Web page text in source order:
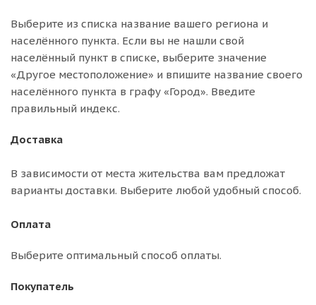
Выберите из списка название вашего региона и
населённого пункта. Если вы не нашли свой
населённый пункт в списке, выберите значение
«Другое местоположение» и впишите название своего
населённого пункта в графу «Город». Введите
правильный индекс.
Доставка
В зависимости от места жительства вам предложат
варианты доставки. Выберите любой удобный способ.
Оплата
Выберите оптимальный способ оплаты.
Покупатель